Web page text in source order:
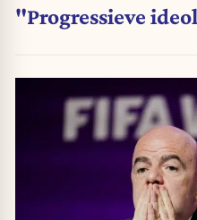
"Progressieve